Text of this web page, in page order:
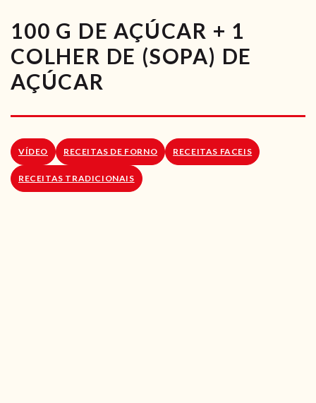
VÍDEOS
RECEITAS VEGGIE
LOJA ONLINE
100 G DE AÇÚCAR + 1
COLHER DE (SOPA) DE
AÇÚCAR
VÍDEO RECEITAS DE FORNO RECEITAS FACEIS
RECEITAS TRADICIONAIS